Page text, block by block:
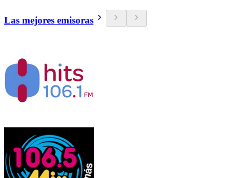
Las mejores emisoras